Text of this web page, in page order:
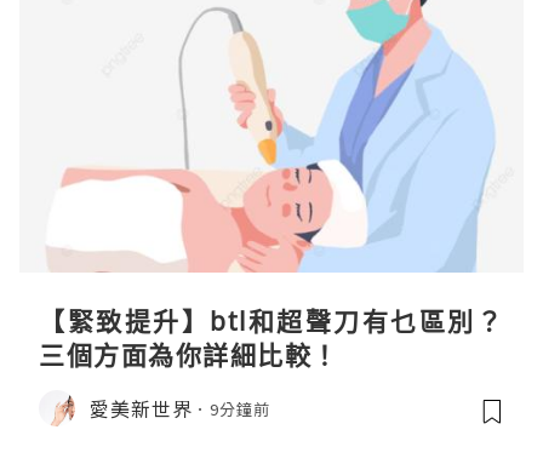
【緊致提升】btl和超聲刀有乜區別？
三個方面為你詳細比較！
愛美新世界 9分鐘前